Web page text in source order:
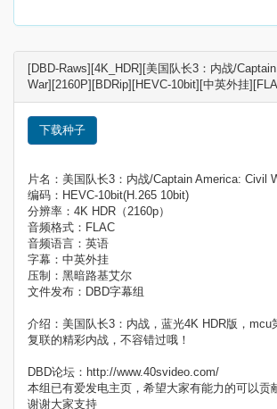
[DBD-Raws][4K_HDR][美国队长3：内战/
War][2160P][BDRip][HEVC-10bit][中英外挂
下载种子
片名：美国队长3：内战/Captain America: Civil
编码：HEVC-10bit(H.265 10bit)
分辨率：4K HDR（2160p）
音频格式：FLAC
音频语言：英语
字幕：中英外挂
压制：黑暗路基艾尔
文件发布：DBD字幕组
介绍：美国队长3：内战，蓝光4K HDR版，mcu
复联的精彩内战，不容错过哦！
DBD论坛：http://www.40svideo.com/
本组已有爱发电主页，希望大家有能力的可以贡
谢谢大家支持